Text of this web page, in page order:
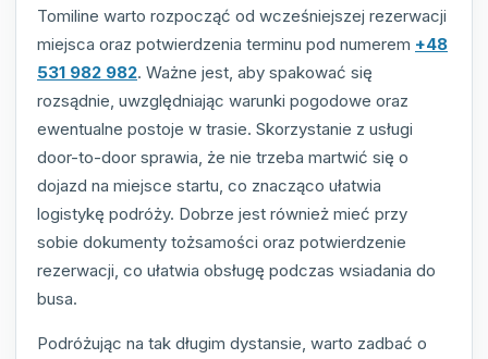
Tomiline warto rozpocząć od wcześniejszej rezerwacji
miejsca oraz potwierdzenia terminu pod numerem +48
531 982 982. Ważne jest, aby spakować się
rozsądnie, uwzględniając warunki pogodowe oraz
ewentualne postoje w trasie. Skorzystanie z usługi
door-to-door sprawia, że nie trzeba martwić się o
dojazd na miejsce startu, co znacząco ułatwia
logistykę podróży. Dobrze jest również mieć przy
sobie dokumenty tożsamości oraz potwierdzenie
rezerwacji, co ułatwia obsługę podczas wsiadania do
busa.
Podróżując na tak długim dystansie, warto zadbać o